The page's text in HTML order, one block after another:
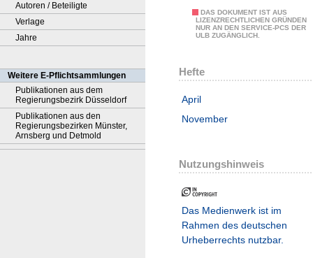
Autoren / Beteiligte
Verlage
Jahre
Weitere E-Pflichtsammlungen
Publikationen aus dem
Regierungsbezirk Düsseldorf
Publikationen aus den
Regierungsbezirken Münster,
Arnsberg und Detmold
DAS DOKUMENT IST AUS
LIZENZRECHTLICHEN GRÜNDEN
NUR AN DEN SERVICE-PCS DER
ULB ZUGÄNGLICH.
Hefte
April
November
Nutzungshinweis
Das Medienwerk ist im
Rahmen des deutschen
Urheberrechts nutzbar.